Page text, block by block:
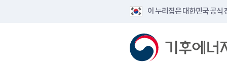
이 누리집은 대한민국 공식